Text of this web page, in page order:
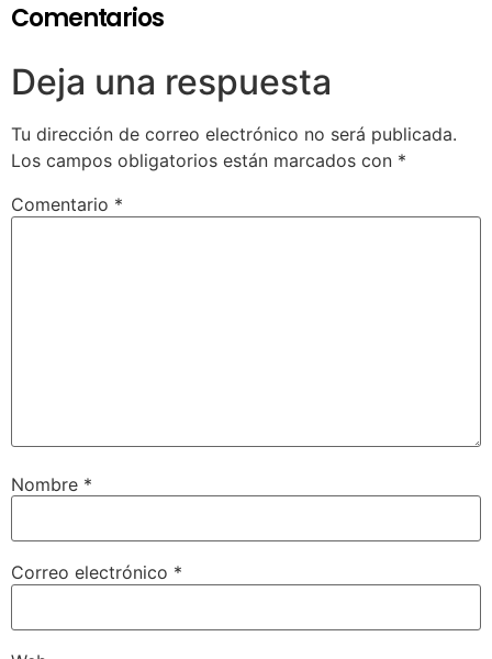
Comentarios
Deja una respuesta
Tu dirección de correo electrónico no será publicada.
Los campos obligatorios están marcados con *
Comentario *
Nombre *
Correo electrónico *